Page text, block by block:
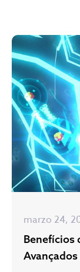
marzo 24,
Benefícios
Avançados